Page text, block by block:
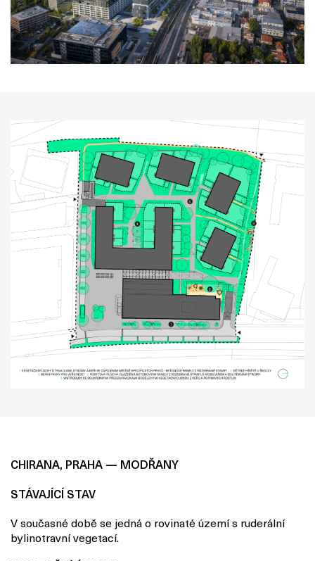
CHIRANA, PRAHA — MODŘANY
STÁVAJÍCÍ STAV
V současné době se jedná o rovinaté území s ruderální
bylinotravní vegetací.